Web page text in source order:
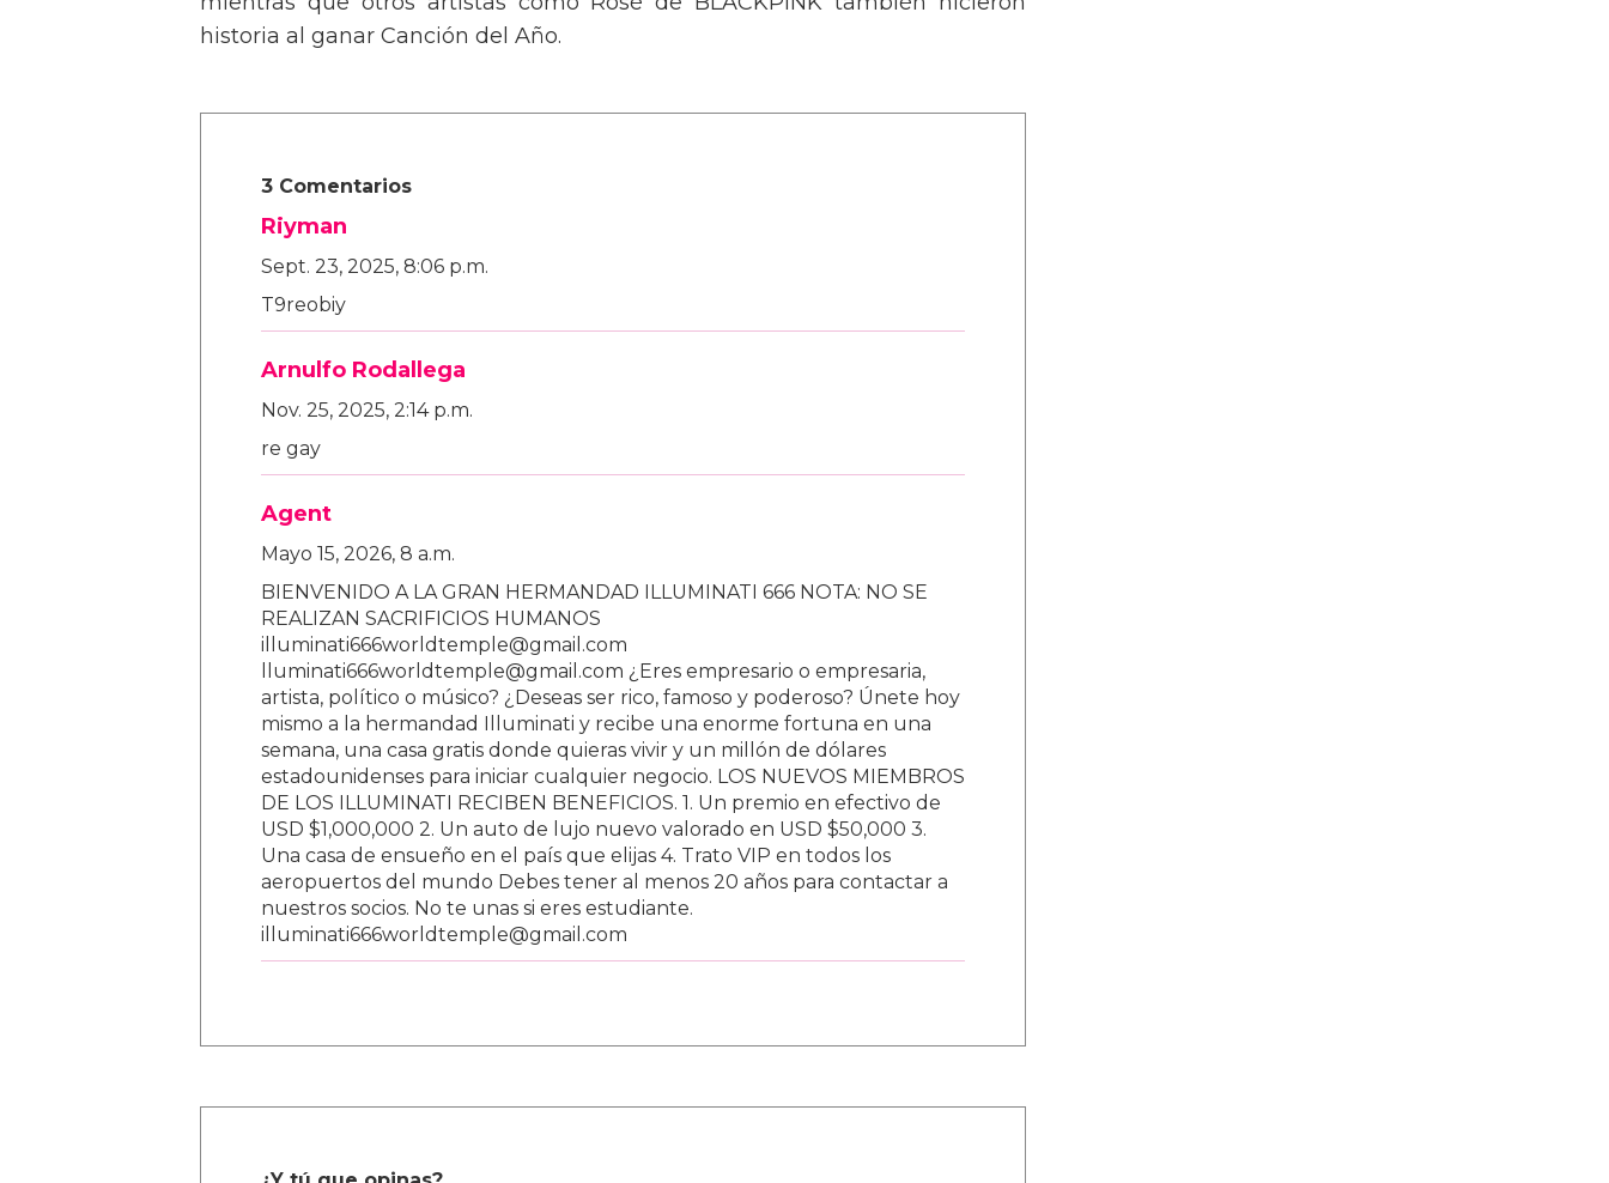
historia al ganar Canción del Año.
3 Comentarios
Riyman
Sept. 23, 2025, 8:06 p.m.
T9reobiy
Arnulfo Rodallega
Nov. 25, 2025, 2:14 p.m.
re gay
Agent
Mayo 15, 2026, 8 a.m.
BIENVENIDO A LA GRAN HERMANDAD ILLUMINATI 666 NOTA: NO SE
REALIZAN SACRIFICIOS HUMANOS
illuminati666worldtemple@gmail.com
lluminati666worldtemple@gmail.com ¿Eres empresario o empresaria,
artista, político o músico? ¿Deseas ser rico, famoso y poderoso? Únete hoy
mismo a la hermandad Illuminati y recibe una enorme fortuna en una
semana, una casa gratis donde quieras vivir y un millón de dólares
estadounidenses para iniciar cualquier negocio. LOS NUEVOS MIEMBROS
DE LOS ILLUMINATI RECIBEN BENEFICIOS. 1. Un premio en efectivo de
USD $1,000,000 2. Un auto de lujo nuevo valorado en USD $50,000 3.
Una casa de ensueño en el país que elijas 4. Trato VIP en todos los
aeropuertos del mundo Debes tener al menos 20 años para contactar a
nuestros socios. No te unas si eres estudiante.
illuminati666worldtemple@gmail.com